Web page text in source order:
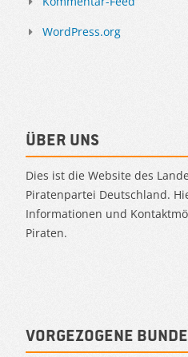
WordPress.org
Über uns
Dies ist die Website des
Piratenpartei Deutschland.
Informationen und
Piraten.
Vorgezogene